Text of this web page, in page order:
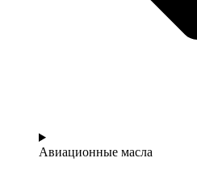
Авиационные масла